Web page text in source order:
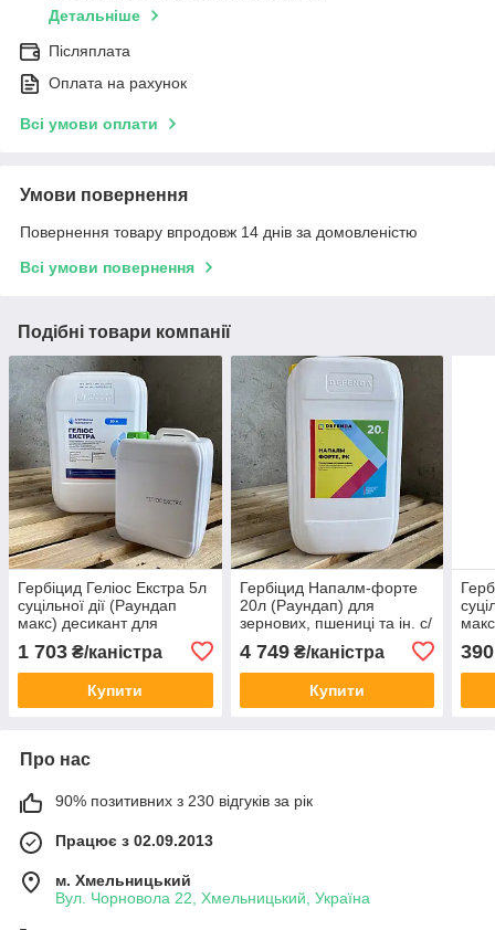
Детальніше
Післяплата
Оплата на рахунок
Всі умови оплати
Умови повернення
Повернення товару впродовж 14 днів за домовленістю
Всі умови повернення
Подібні товари компанії
Гербіцид Геліос Екстра 5л
суцільної дії (Раундап
макс) десикант для
соняшника - калійна сіль
гліфосату, 663 г/л
1 703 ₴/каністра
Купити
Гербіцид Напалм-форте
20л (Раундап) для
зернових, пшениці та ін. с/
4 749₴/каністра
Купити
390
Про нас
90% позитивних з 230 відгуків за рік
Працює з 02.09.2013
м. Хмельницький
Вул. Чорновола 22, Хмельницький, Україна